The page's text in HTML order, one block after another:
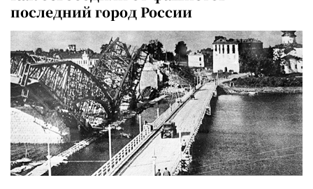
последний город России